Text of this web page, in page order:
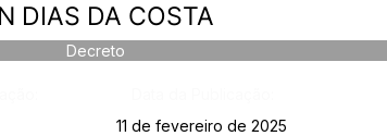
DIAS DA COSTA
Decreto
11 de fevereiro de 2025